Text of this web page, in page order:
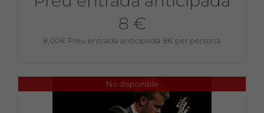
8 €
8,00€ Preu entrada anticipada 8€ per persona
No disponible